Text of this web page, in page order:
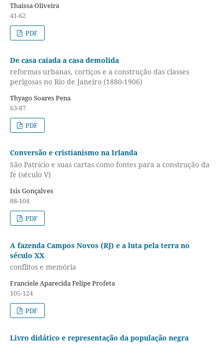
Thaissa Oliveira
41-62
PDF
De casa caiada a casa demolida
reformas urbanas, cortiços e a construção das classes
perigosas no Rio de Janeiro (1880-1906)
Thyago Soares Pena
63-87
PDF
Conversão e cristianismo na Irlanda
São Patrício e suas cartas como fontes para a construção da
fé (século V)
Isis Gonçalves
88-104
PDF
A fazenda Campos Novos (RJ) e a luta pela terra no
século XX
conflitos e memória
Franciele Aparecida Felipe Profeta
105-124
PDF
Livro didático e representação da população negra